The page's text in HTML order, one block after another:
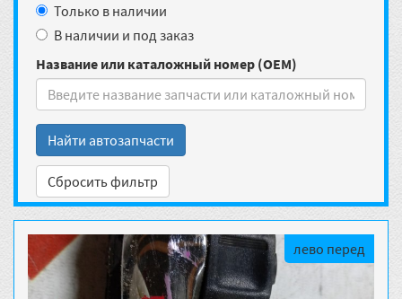
Только в наличии
В наличии и под заказ
Название или каталожный номер (OEM)
Найти автозапчасти
Сбросить фильтр
лево перед